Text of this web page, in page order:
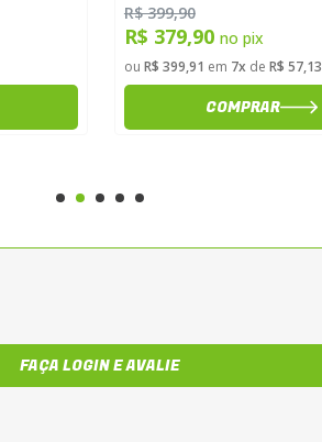
R$ 399,90
R$ 379,90 no pix
ou R$ 399,91 em 7xde R$ 57,13
COMPRAR
FAÇA LOGIN E AVALIE